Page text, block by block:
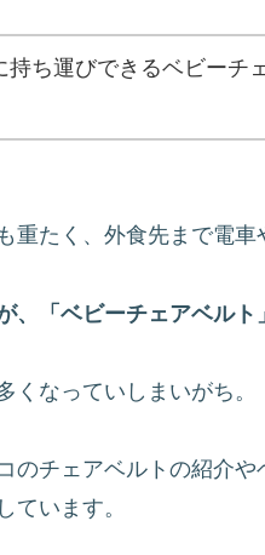
ち運びできるベビーチ
重たく、外食先まで電車
「ベビーチェアベルト
くなっていしまいがち。
のチェアベルトの紹介
ています。